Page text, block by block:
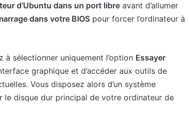
d’Ubuntu dans un port libre avant d’allumer
dans votre BIOS pour forcer l’ordinateur à
à sélectionner uniquement l’option Essayer
graphique et d’accéder aux outils de
Vous disposez alors d’un système
disque dur principal de votre ordinateur de